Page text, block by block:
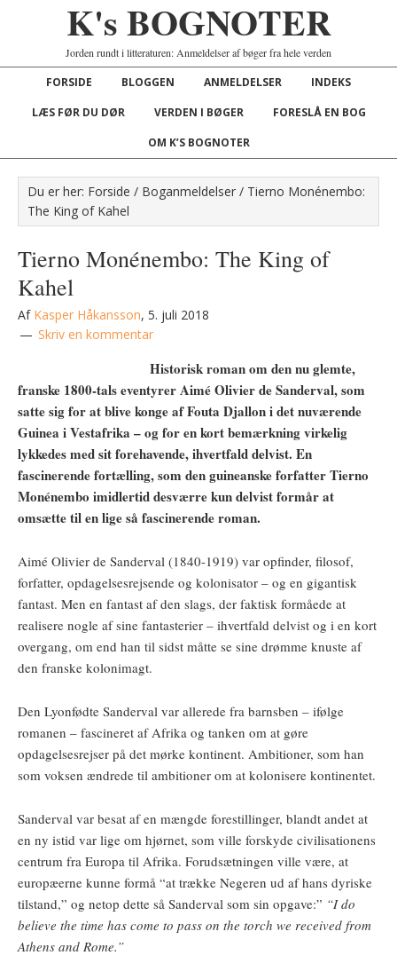
K's BOGNOTER
Jorden rundt i litteraturen: Anmeldelser af bøger fra hele verden
FORSIDE BLOGGEN ANMELDELSER
INDEKS
LÆS FØR DU DØR
VERDEN I BØGER
FORESLÅ EN BOG
OM K’S BOGNOTER
Du er her: Forside / Boganmeldelser / Tierno Monénembo:
The King of Kahel
Tierno Monénembo: The King of
Kahel
Af Kasper Håkansson, 5. juli 2018
Skriv en kommentar
Historisk roman om den nu glemte,
franske 1800-tals eventyrer Aimé Olivier de Sanderval, som
satte sig for at blive konge af Fouta Djallon i det nuværende
Guinea i Vestafrika – og for en kort bemærkning virkelig
lykkedes med sit forehavende, ihvertfald delvist. En
fascinerende fortælling, som den guineanske forfatter Tierno
Monénembo imidlertid desværre kun delvist formår at
omsætte til en lige så fascinerende roman.
Aimé Olivier de Sanderval (1840-1919) var opfinder, filosof,
forfatter, opdagelsesrejsende og kolonisator – og en gigantisk
fantast. Men en fantast af den slags, der faktisk formåede at
realisere nogle af sine fantasterier – ihvertfald delvist og i en kort
overgang, om end han til sidst måtte se sine drømme knuste af
den franske kolonimagt.
Den Lyonfødte Sanderval var allerede fra barnsben – ifølge
romanen – fascineret af Afrika og tanken om at gøre
opdagelsesrejser på det mørke kontinent. Ambitioner, som han
som voksen ændrede til ambitioner om at kolonisere kontinentet.
Sanderval var besat af en mængde forestillinger, blandt andet at
en ny istid var lige om hjørnet, som ville forskyde civilisationens
centrum fra Europa til Afrika. Forudsætningen ville være, at
europæerne kunne formå “at trække Negeren ud af hans dyriske
tilstand,” og netop dette så Sanderval som sin opgave:” “I do
believe the time has come to pass on the torch we received from
Athens and Rome.”